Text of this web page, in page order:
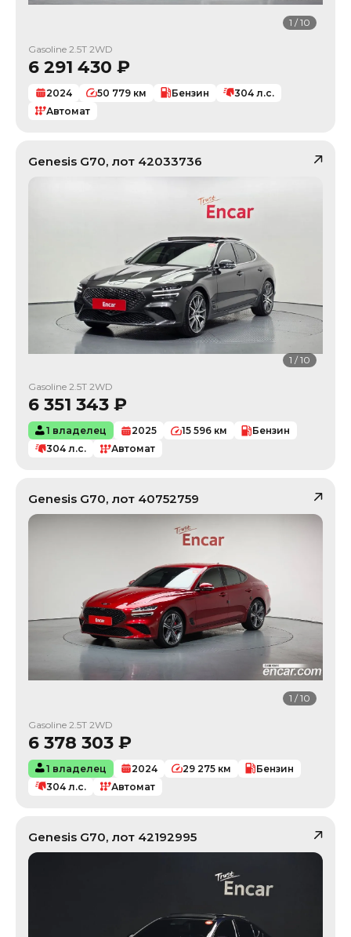
1 /10
Gasoline 2.5T 2WD
6 291 430 ₽
2024 50 779 км Бензин 304 л.с.
Автомат
Genesis G70, лот 42033736
1 /10
Gasoline 2.5T 2WD
6 351 343 ₽
1 владелец 2025 15 596 км
Бензин
304 л.с. Автомат
Genesis G70, лот 40752759
1 /10
Gasoline 2.5T 2WD
6 378 303 ₽
1 владелец 2024 29 275 км
Бензин
304 л.с. Автомат
Genesis G70, лот 42192995